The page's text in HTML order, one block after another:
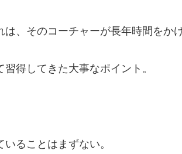
は、そのコーチャーが長年時間をか
習得してきた大事なポイント。
いることはまずない。